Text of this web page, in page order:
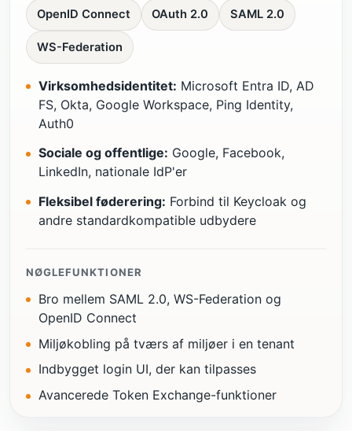
OpenID Connect OAuth 2.0 SAML 2.0
WS-Federation
Virksomhedsidentitet: Microsoft Entra ID, AD
FS, Okta, Google Workspace, Ping Identity,
Auth0
Sociale og offentlige: Google, Facebook,
LinkedIn, nationale IdP'er
Fleksibel føderering: Forbind til Keycloak og
andre standardkompatible udbydere
NØGLEFUNKTIONER
Bro mellem SAML 2.0, WS-Federation og
OpenID Connect
Miljøkobling på tværs af miljøer i en tenant
Indbygget login UI, der kan tilpasses
Avancerede Token Exchange-funktioner